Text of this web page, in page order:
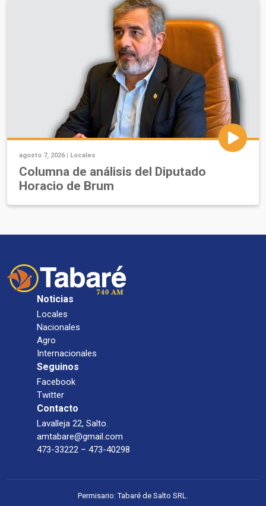
agosto 7, 2026 | Locales
Columna de análisis del Diputado
Horacio de Brum
Noticias
Locales
Nacionales
Agro
Internacionales
Seguinos
Facebook
Twitter
Contacto
Lavalleja 22, Salto.
amtabare@gmail.com
473-33222 – 473-40298
Permisario: Tabaré de Salto SRL.